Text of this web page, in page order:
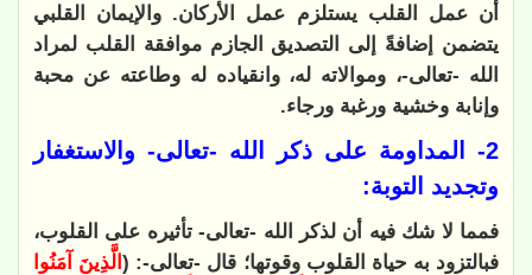
أن عمل القلب يستلزم عمل الأركان. والإيمان القلبي
يتضمن إضافةً إلى التصديق الجازم موافقة القلب لمراد
الله -تعالى-، وموالاته له، وانقياده له وطاعته عن محبة
وإنابة وخشية ورغبة ورجاء.
2- المداومة على ذكر الله -تعالى- والاستغفار
وتجديد التوبة:
فمما لا شك فيه أن لذكر الله -تعالى- تأثيره على القلوب،
فبالتزود به حياة القلوب وقوتها؛ قال -تعالى-: (الَّذِينَ آمَنُوا